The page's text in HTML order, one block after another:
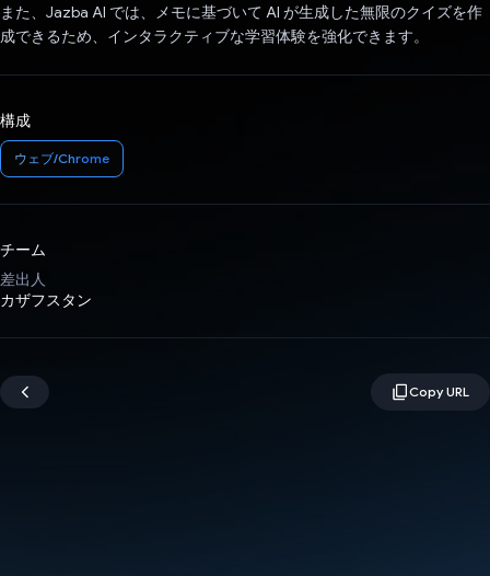
また、Jazba AI では、メモに基づいて AI が生成した無限のクイズを作
成できるため、インタラクティブな学習体験を強化できます。
構成
ウェブ/Chrome
チーム
差出人
カザフスタン